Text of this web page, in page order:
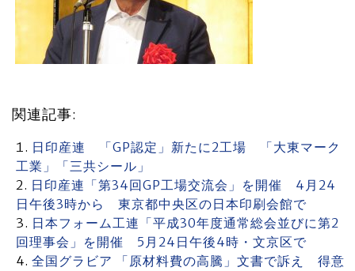
関連記事:
日印産連 「GP認定」新たに2工場 「大東マーク
工業」「三共シール」
日印産連「第34回GP工場交流会」を開催 4月24
日午後3時から 東京都中央区の日本印刷会館で
日本フォーム工連「平成30年度通常総会並びに第2
回理事会」を開催 5月24日午後4時・文京区で
全国グラビア 「原材料費の高騰」文書で訴え 得意